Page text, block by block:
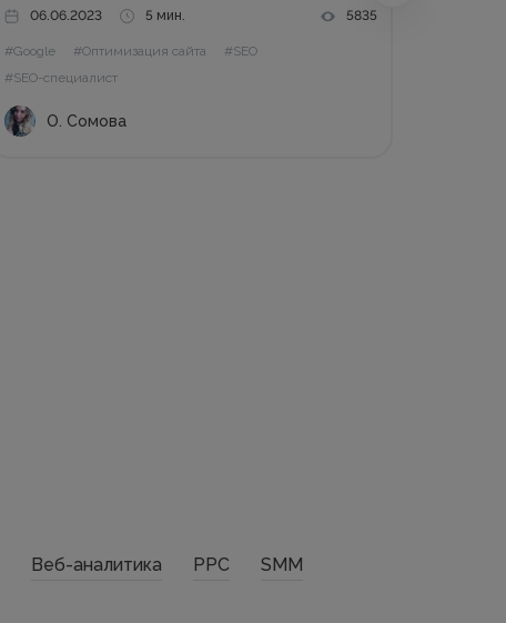
понять, как Google видит сайт, как поисковые
роботы индексируют отдельные страницы, а
также как решить все вопросы, связанные с
продвижением...
06.06.2023 5 мин. 5835
#Google #Оптимизация сайта
#SEO
#SEO-специалист
О. Сомова
Веб-аналитика PPC SMM